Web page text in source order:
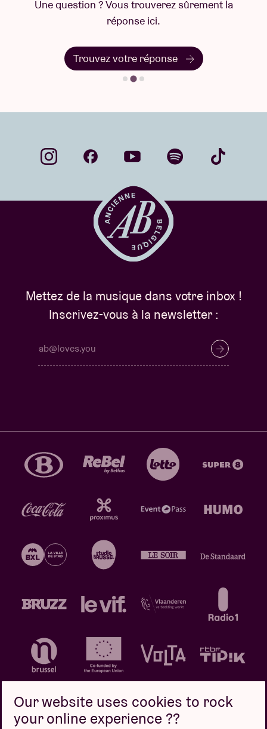
Une question ? Vous trouverez sûrement la
réponse ici.
Trouvez votre réponse
Mettez de la musique dans votre inbox !
Inscrivez-vous à la newsletter :
Our website uses cookies to rock
your online experience ??